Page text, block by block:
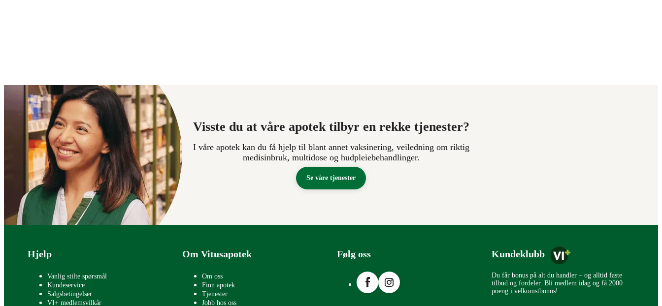
Visste du at våre apotek tilbyr en rekke tjenester?
I våre apotek kan du få hjelp til blant annet vaksinering, veiledning om riktig
medisinbruk, multidose og hudpleiebehandlinger.
Se våre tjenester
Bunntekst
Hjelp
Vanlig stilte spørsmål
Kundeservice
Salgsbetingelser
VI+ medlemsvilkår
Om Vitusapotek
Om oss
Finn apotek
Tjenester
Jobb hos oss
Følg oss
FacebookInstagram
Kundeklubb
Du får bonus på alt du handler – og alltid faste
tilbud og fordeler. Bli medlem idag og få 2000
poeng i velkomstbonus!